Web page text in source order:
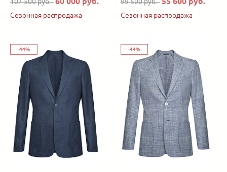
107 500 руб.
Сезонная распродажа
99 500 руб.
Сезонная распродажа
-44% -44%